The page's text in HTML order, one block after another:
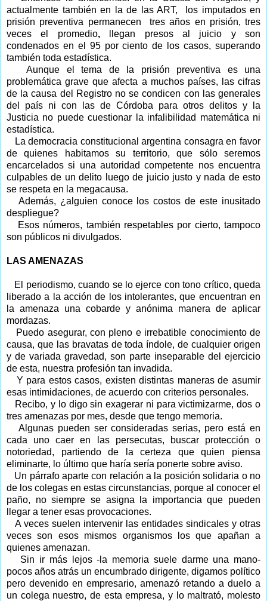
actualmente también en la de las ART,
los imputados en
prisión preventiva permanecen tres años en prisión, tres
veces el promedio,
llegan presos al juicio y son
condenados en el 95 por ciento de los casos, superando
también toda estadística.
Aunque el tema de la prisión preventiva es una
problemática grave que afecta a muchos países, las cifras
de la causa del Registro no se condicen con las generales
del país ni con las de Córdoba para otros delitos y la
Justicia no puede cuestionar la infalibilidad matemática ni
estadística.
La democracia constitucional argentina consagra en favor
de quienes habitamos su territorio, que sólo seremos
encarcelados si una autoridad competente nos encuentra
culpables de un delito luego de juicio justo y nada de esto
se respeta en la megacausa.
Además, ¿alguien conoce los costos de este inusitado
despliegue?
Esos números, también respetables por cierto, tampoco
son públicos ni divulgados.
LAS AMENAZAS
El periodismo, cuando se lo ejerce con tono crítico, queda
liberado a la acción de los intolerantes, que encuentran en
la amenaza una cobarde y anónima manera de aplicar
mordazas.
Puedo asegurar, con pleno e irrebatible conocimiento de
causa, que las bravatas de toda índole, de cualquier origen
y de variada gravedad, son parte inseparable del ejercicio
de esta, nuestra profesión tan invadida.
Y para estos casos, existen distintas maneras de asumir
esas intimidaciones, de acuerdo con criterios personales.
Recibo, y lo digo sin exagerar ni para victimizarme, dos o
tres amenazas por mes, desde que tengo memoria.
Algunas pueden ser consideradas serias, pero está en
cada uno caer en las persecutas, buscar protección o
notoriedad, partiendo de la certeza que quien piensa
eliminarte, lo último que haría sería ponerte sobre aviso.
Un párrafo aparte con relación a la posición solidaria o no
de los colegas en estas circunstancias, porque al conocer el
paño, no siempre se asigna la importancia que pueden
llegar a tener esas provocaciones.
A veces suelen intervenir las entidades sindicales y otras
veces son esos mismos organismos los que apañan a
quienes amenazan.
Sin ir más lejos -la memoria suele darme una mano-
pocos años atrás un encumbrado dirigente, digamos político
pero devenido en empresario, amenazó retando a duelo a
un colega nuestro, de esta empresa, y lo maltrató, molesto